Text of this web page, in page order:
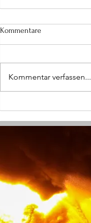
Kommentare
Kommentar verfassen...